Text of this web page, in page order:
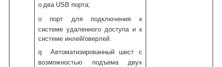
o два USB порта;
o
порт для подключения к
системе удаленного доступа и к
системе инлей/оверлей.
q
Автоматизированный шест с
возможностью подъема двух